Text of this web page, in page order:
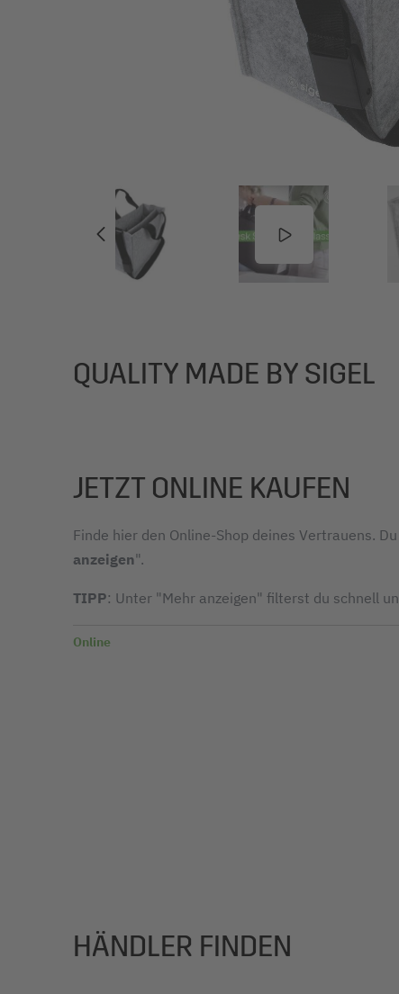
QUALITY MADE BY SIGEL
JETZT ONLINE KAUFEN
Finde hier den Online-Shop deines Vertrauens.
anzeigen".
TIPP: Unter "Mehr anzeigen" filterst du schnell
Online
HÄNDLER FINDEN